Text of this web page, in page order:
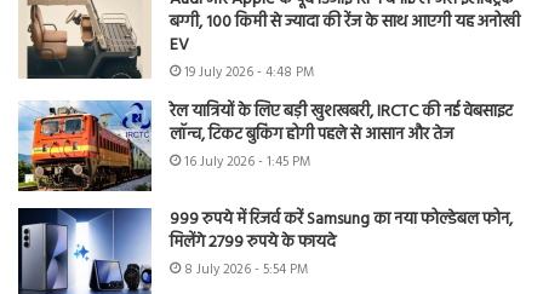
बग्गी, 100 किमी से ज्यादा की रेंज के साथ आएगी यह अनोखी
EV
19 July 2026 - 4:48 PM
रेल यात्रियों के लिए बड़ी खुशखबरी, IRCTC की नई वेबसाइट
लॉन्च, टिकट बुकिंग होगी पहले से आसान और तेज
16 July 2026 - 1:45 PM
999 रुपये में रिजर्व करें Samsung का नया फोल्डेबल फोन,
मिलेंगे 2799 रुपये के फायदे
8 July 2026 - 5:54 PM